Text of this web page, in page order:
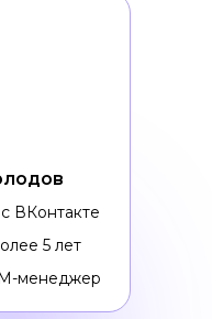
ВКонтакте
5 лет
менеджер